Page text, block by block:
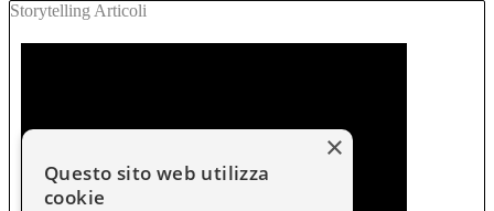
Storytelling Articoli
×
Questo sito web utilizza
cookie